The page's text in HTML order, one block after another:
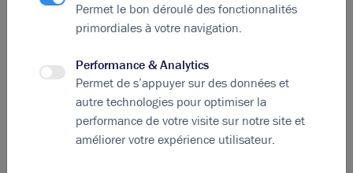
Photos (7 )
Permet le bon déroulé des fonctionnalités
primordiales à votre navigation.
Performance & Analytics
Permet de s’appuyer sur des données et
autre technologies pour optimiser la
performance de votre visite sur notre site et
améliorer votre expérience utilisateur.